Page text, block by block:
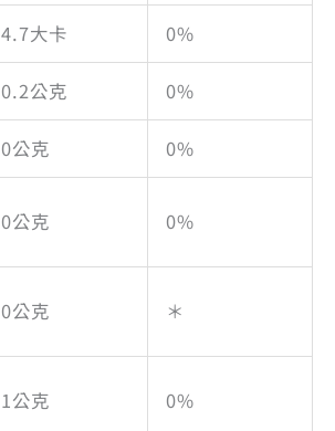
4.7大卡 0%
0.2公克 0%
0公克 0%
0公克 0%
0公克 ＊
1公克 0%